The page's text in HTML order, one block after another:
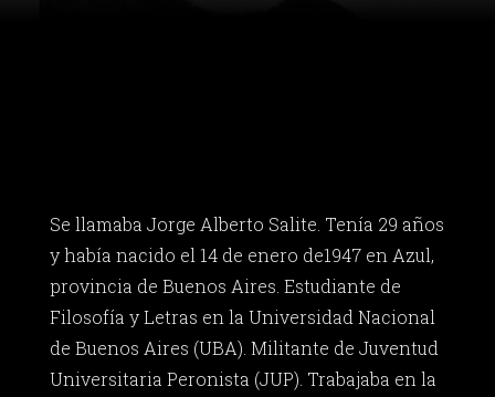
Se llamaba Jorge Alberto Salite. Tenía 29 años
y había nacido el 14 de enero de1947 en Azul,
provincia de Buenos Aires. Estudiante de
Filosofía y Letras en la Universidad Nacional
de Buenos Aires (UBA). Militante de Juventud
Universitaria Peronista (JUP). Trabajaba en la